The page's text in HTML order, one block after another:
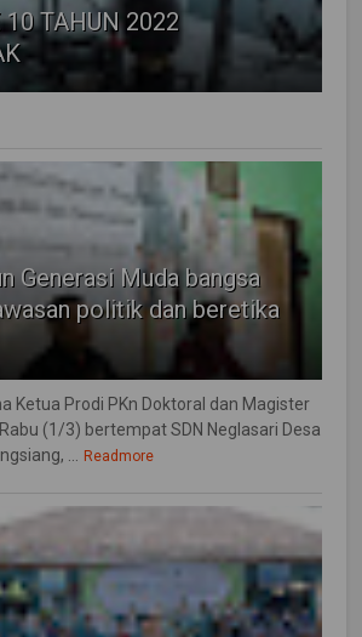
10 TAHUN 2022
Generasi Muda bangsa
politik dan beretika
Ketua Prodi PKn Doktoral dan Magister
(1/3) bertempat SDN Neglasari Desa
...
Readmore